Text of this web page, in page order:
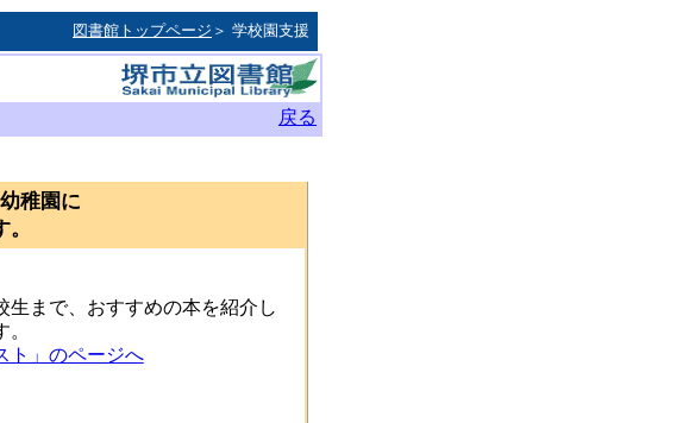
図書館トップページ ＞ 学校園支援
戻る
稚園に
生まで、おすすめの本を紹介し
ト」のページへ